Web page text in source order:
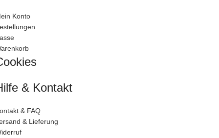
Konto
& Kontakt
& FAQ
& Lieferung